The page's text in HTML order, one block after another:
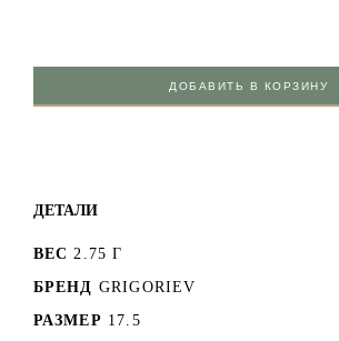
ДОБАВИТЬ В КОРЗИНУ
ДЕТАЛИ
ВЕС 2.75 Г
БРЕНД GRIGORIEV
РАЗМЕР 17.5